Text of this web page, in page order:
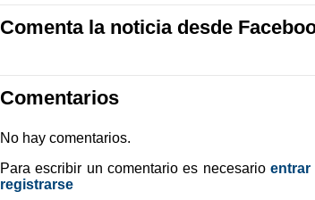
Comenta la noticia desde
Comentarios
No hay comentarios.
Para escribir un comentario es necesario entrar
registrarse